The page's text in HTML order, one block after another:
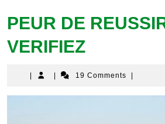
PEUR DE
VERIFIEZ
19 Comments